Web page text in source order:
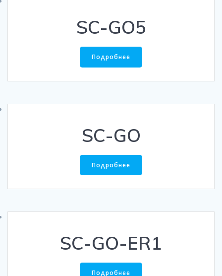
SC-GO5
Подробнее
SC-GO
Подробнее
SC-GO-ER1
Подробнее